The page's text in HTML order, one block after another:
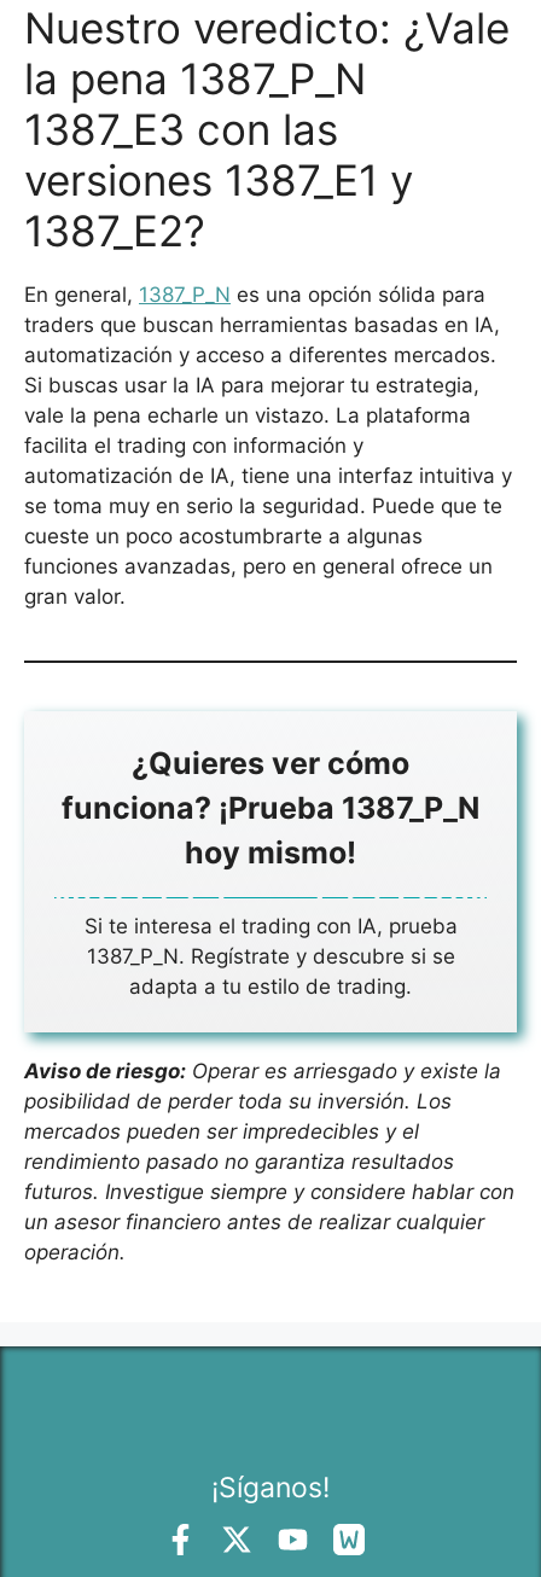
Nuestro veredicto: ¿Vale
la pena 1387_P_N
1387_E3 con las
versiones 1387_E1 y
1387_E2?
En general, 1387_P_N es una opción sólida para
traders que buscan herramientas basadas en IA,
automatización y acceso a diferentes mercados.
Si buscas usar la IA para mejorar tu estrategia,
vale la pena echarle un vistazo. La plataforma
facilita el trading con información y
automatización de IA, tiene una interfaz intuitiva y
se toma muy en serio la seguridad. Puede que te
cueste un poco acostumbrarte a algunas
funciones avanzadas, pero en general ofrece un
gran valor.
¿Quieres ver cómo
funciona? ¡Prueba 1387_P_N
hoy mismo!
Si te interesa el trading con IA, prueba
1387_P_N. Regístrate y descubre si se
adapta a tu estilo de trading.
Aviso de riesgo: Operar es arriesgado y existe la
posibilidad de perder toda su inversión. Los
mercados pueden ser impredecibles y el
rendimiento pasado no garantiza resultados
futuros. Investigue siempre y considere hablar con
un asesor financiero antes de realizar cualquier
operación.
¡Síganos!